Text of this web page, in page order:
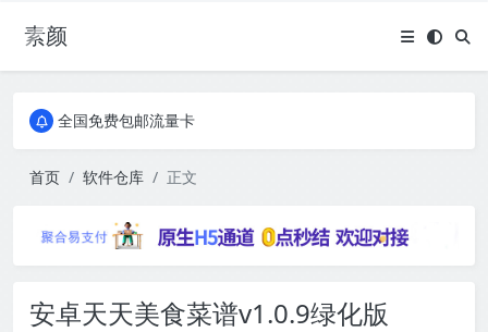
素颜
全国免费包邮流量卡
全国免费包邮流量卡
首页
软件仓库 正文
安卓天天美食菜谱v1.0.9绿化版